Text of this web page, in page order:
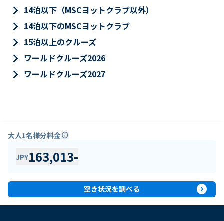
keyboard_arrow_right 14泊以下（MSCヨットクラブ以外）
keyboard_arrow_right 14泊以下のMSCヨットクラブ
keyboard_arrow_right 15泊以上のクルーズ
keyboard_arrow_right ワールドクルーズ2026
keyboard_arrow_right ワールドクルーズ2027
大人1名様分料金info
JPY163,013-
空き状況を調べる expand_circle_right